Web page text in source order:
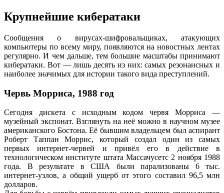
Крупнейшие кибератаки
Сообщения о вирусах-шифровальщиках, атакующих
компьютеры по всему миру, появляются на новостных лентах
регулярно. И чем дальше, тем большие масштабы принимают
кибератаки. Вот — лишь десять из них: самых резонансных и
наиболее значимых для истории такого вида преступлений.
Червь Морриса, 1988 год
Сегодня дискета с исходным кодом червя Морриса —
музейный экспонат. Взглянуть на неё можно в научном музее
американского Бостона. Её бывшим владельцем был аспирант
Роберт Таппан Моррис, который создал один из самых
первых интернет-червей и привёл его в действие в
технологическом институте штата Массачусетс 2 ноября 1988
года. В результате в США были парализованы 6 тыс.
интернет-узлов, а общий ущерб от этого составил 96,5 млн
долларов.